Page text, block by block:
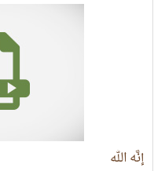
إنَّه الله